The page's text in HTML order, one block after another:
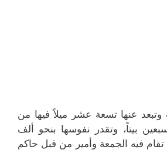
عنها تسعة عشر ميلاً فيها من
بيتاً، وتقدر نفوسها بنحو ألف
فيه الجمعة وأمير من قبل حاكم